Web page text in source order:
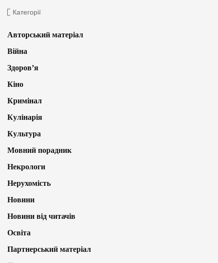
Категорії
Авторський матеріал
Війна
Здоров’я
Кіно
Кримінал
Кулінарія
Культура
Мовний порадник
Некрологи
Нерухомість
Новини
Новини від читачів
Освіта
Партнерський матеріал